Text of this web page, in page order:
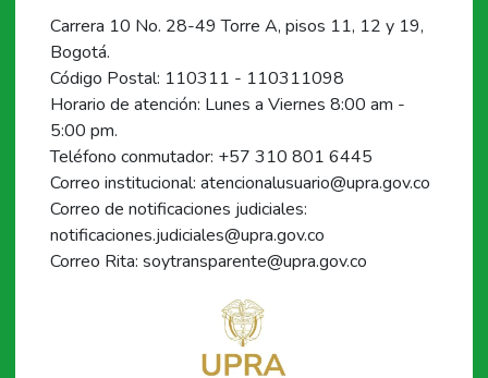
Carrera 10 No. 28-49 Torre A, pisos 11, 12 y 19,
Bogotá.
Código Postal: 110311 - 110311098
Horario de atención: Lunes a Viernes 8:00 am -
5:00 pm.
Teléfono conmutador: +57 310 801 6445
Correo institucional: atencionalusuario@upra.gov.co
Correo de notificaciones judiciales:
notificaciones.judiciales@upra.gov.co
Correo Rita: soytransparente@upra.gov.co